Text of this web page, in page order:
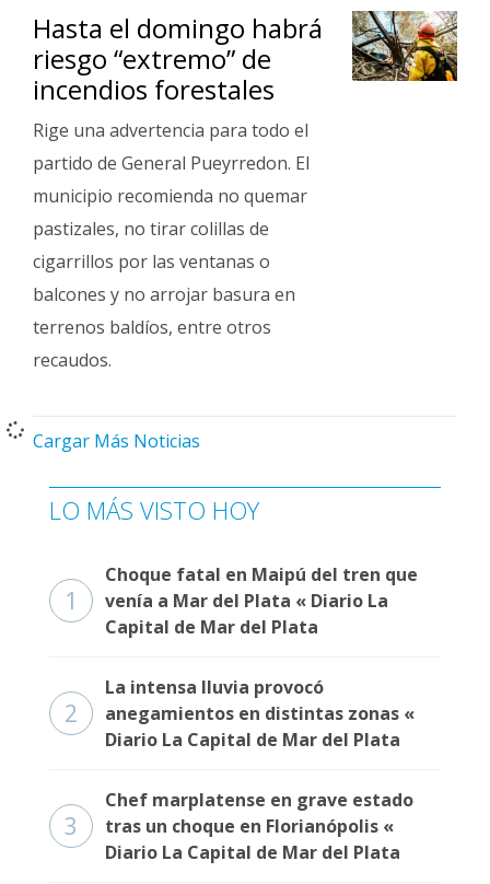
Hasta el domingo habrá
riesgo “extremo” de
incendios forestales
Rige una advertencia para todo el
partido de General Pueyrredon. El
municipio recomienda no quemar
pastizales, no tirar colillas de
cigarrillos por las ventanas o
balcones y no arrojar basura en
terrenos baldíos, entre otros
recaudos.
Cargar Más Noticias
LO MÁS VISTO HOY
1
Choque fatal en Maipú del tren que
venía a Mar del Plata « Diario La
Capital de Mar del Plata
2
La intensa lluvia provocó
anegamientos en distintas zonas «
Diario La Capital de Mar del Plata
3
Chef marplatense en grave estado
tras un choque en Florianópolis «
Diario La Capital de Mar del Plata